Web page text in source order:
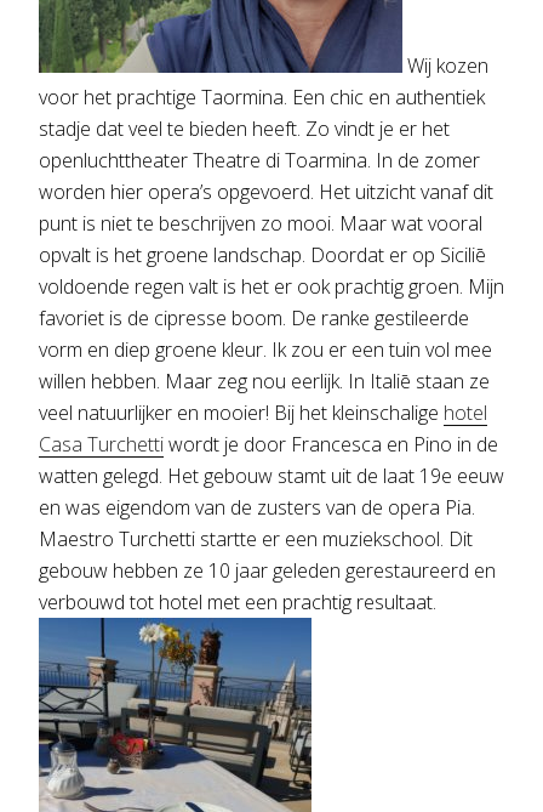
Wij kozen
voor het prachtige Taormina. Een chic en authentiek
stadje dat veel te bieden heeft. Zo vindt je er het
openluchttheater Theatre di Toarmina. In de zomer
worden hier opera’s opgevoerd. Het uitzicht vanaf dit
punt is niet te beschrijven zo mooi. Maar wat vooral
opvalt is het groene landschap. Doordat er op Siciliē
voldoende regen valt is het er ook prachtig groen. Mijn
favoriet is de cipresse boom. De ranke gestileerde
vorm en diep groene kleur. Ik zou er een tuin vol mee
willen hebben. Maar zeg nou eerlijk. In Italiē staan ze
veel natuurlijker en mooier! Bij het kleinschalige hotel
Casa Turchettiwordt je door Francesca en Pino in de
watten gelegd. Het gebouw stamt uit de laat 19e eeuw
en was eigendom van de zusters van de opera Pia.
Maestro Turchetti startte er een muziekschool. Dit
gebouw hebben ze 10 jaar geleden gerestaureerd en
verbouwd tot hotel met een prachtig resultaat.